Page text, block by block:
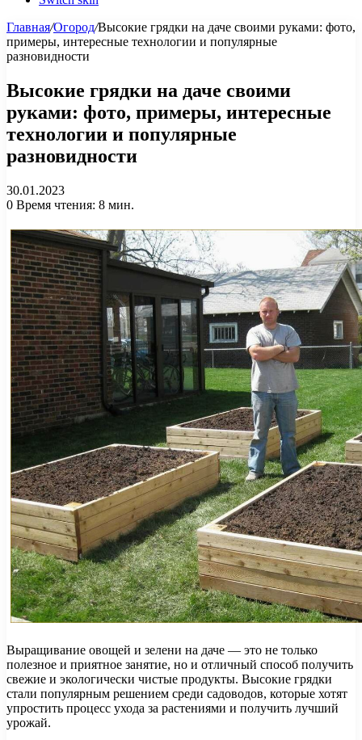
Главная/Огород/Высокие грядки на даче своими руками: фото,
примеры, интересные технологии и популярные
разновидности
Высокие грядки на даче своими
руками: фото, примеры, интересные
технологии и популярные
разновидности
30.01.2023
0 Время чтения: 8 мин.
Выращивание овощей и зелени на даче — это не только
полезное и приятное занятие, но и отличный способ получить
свежие и экологически чистые продукты. Высокие грядки
стали популярным решением среди садоводов, которые хотят
упростить процесс ухода за растениями и получить лучший
урожай.